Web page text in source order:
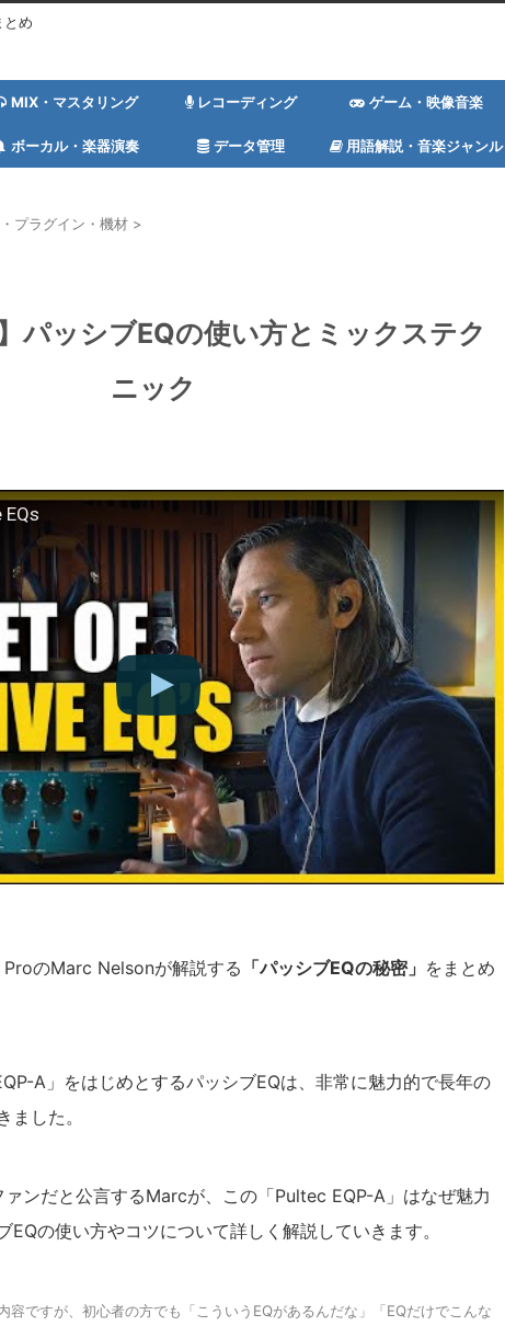
とめ
MIX・マスタリング レコーディング ゲーム・映像音楽
ボーカル・楽器演奏 データ管理 用語解説・音楽ジャンル
プラグイン・機材 >
パッシブEQの使い方とミックステク
ニック
のMarc Nelsonが解説する 「パッシブEQの秘密」 をまとめ
A」をはじめとするパッシブEQは、非常に魅力的で長年の
ました。
ンだと公言するMarcが、この「Pultec EQP-A」はなぜ魅力
EQの使い方やコツについて詳しく解説していきます。
容ですが、初心者の方でも「こういうEQがあるんだな」「EQだけでこんな